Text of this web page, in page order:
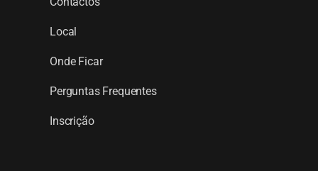
Local
Onde Ficar
Perguntas Frequentes
Inscrição